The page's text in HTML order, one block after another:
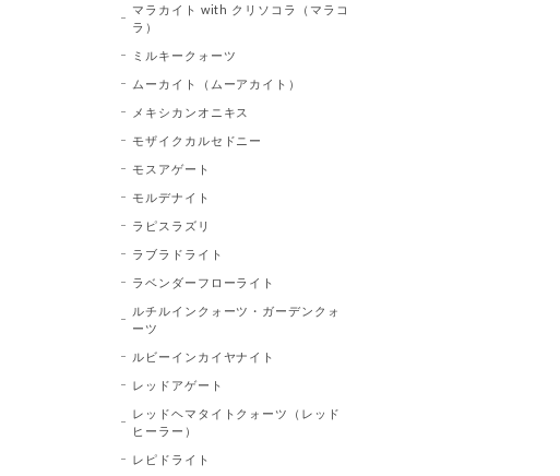
マラカイト with クリソコラ（マラコ
ラ）
ミルキークォーツ
ムーカイト（ムーアカイト）
メキシカンオニキス
モザイクカルセドニー
モスアゲート
モルデナイト
ラピスラズリ
ラブラドライト
ラベンダーフローライト
ルチルインクォーツ・ガーデンクォ
ーツ
ルビーインカイヤナイト
レッドアゲート
レッドヘマタイトクォーツ（レッド
ヒーラー）
レピドライト